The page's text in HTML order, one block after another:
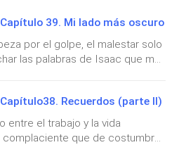
lo que observó la caída del sol,
llegó a la parte más densa de
oculto del exterior.
unos minutos en los que
39. Mi lado más oscuro
por el golpe, el malestar solo
las palabras de Isaac que me
Isaac? —cuestiono
la furia que comienzo a
segundos y las miles de
mi cabeza impidiéndome
Recuerdos (parte II)
entre el trabajo y la vida
complaciente que de costumbre